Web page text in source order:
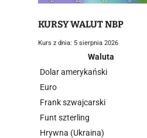
KURSY WALUT NBP
Kurs z dnia: 5 sierpnia 2026
Waluta
Dolar amerykański
Euro
Frank szwajcarski
Funt szterling
Hrywna (Ukraina)